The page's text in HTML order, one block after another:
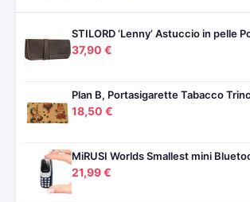
STILORD ‘Lenny’ Astuccio in pelle
37,90 €
Plan B, Portasigarette Tabacco
18,50 €
MiRUSI Worlds Smallest mini
21,99 €